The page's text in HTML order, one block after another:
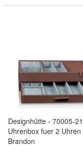
Designhütte - 70005-
Uhrenbox fuer 2 Uhren
Brandon